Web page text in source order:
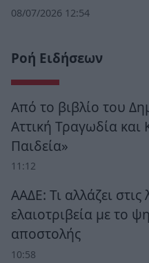
08/07/2026 12:54
Ροή Ειδήσεων
Από το βιβλίο του
Αττική Τραγωδία
Παιδεία»
11:12
ΑΑΔΕ: Τι αλλάζει στις
ελαιοτριβεία με το
αποστολής
10:58